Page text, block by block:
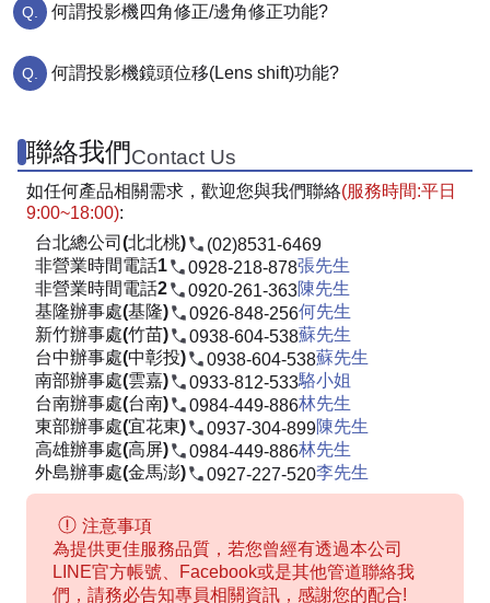
何謂投影機四角修正/邊角修正功能?
何謂投影機鏡頭位移(Lens shift)功能?
聯絡我們Contact Us
如任何產品相關需求，歡迎您與我們聯絡(服務時間:平日
9:00~18:00):
台北總公司(北北桃)
(02)8531-6469
非營業時間電話1
0928-218-878張先生
非營業時間電話2
0920-261-363陳先生
基隆辦事處(基隆)
0926-848-256何先生
新竹辦事處(竹苗)
0938-604-538蘇先生
台中辦事處(中彰投)
0938-604-538蘇先生
南部辦事處(雲嘉)
0933-812-533駱小姐
台南辦事處(台南)
0984-449-886林先生
東部辦事處(宜花東)
0937-304-899陳先生
高雄辦事處(高屏)
0984-449-886林先生
外島辦事處(金馬澎)
0927-227-520李先生
注意事項
為提供更佳服務品質，若您曾經有透過本公司
LINE官方帳號、Facebook或是其他管道聯絡我
們，請務必告知專員相關資訊，感謝您的配合!